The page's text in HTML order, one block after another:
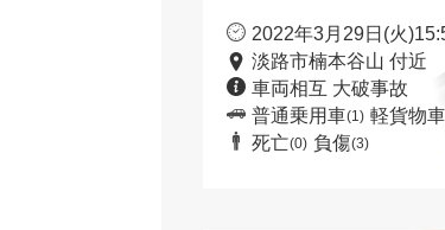
2022年3月29日(火
淡路市楠本谷山 付近
車両相互 大破事故
普通乗用車(1) 軽貨物車
死亡(0) 負傷(3)